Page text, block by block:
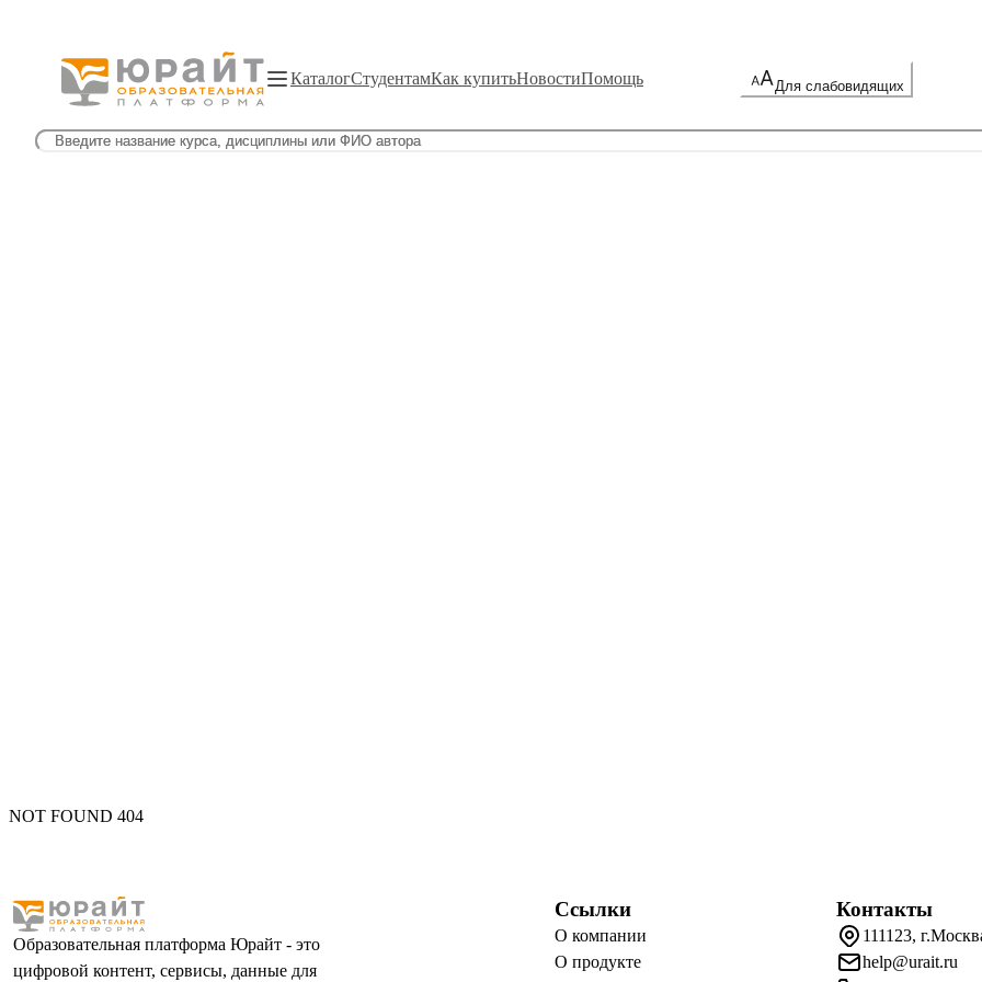
КаталогСтудентамКак купитьНовостиПомощь Для слабовидящих
NOT FOUND 404
Образовательная платформа Юрайт - это
цифровой контент, сервисы, данные для
Ссылки
О компании
О продукте
Контакты
111123,
help@urait.ru